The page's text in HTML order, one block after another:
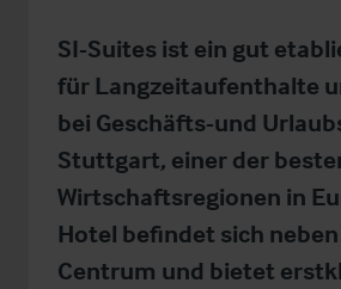
SI-Suites ist ein gut
für Langzeitaufenthalte
bei Geschäfts-und
Stuttgart, einer der
Wirtschaftsregionen in
Hotel befindet sich
Centrum und bietet